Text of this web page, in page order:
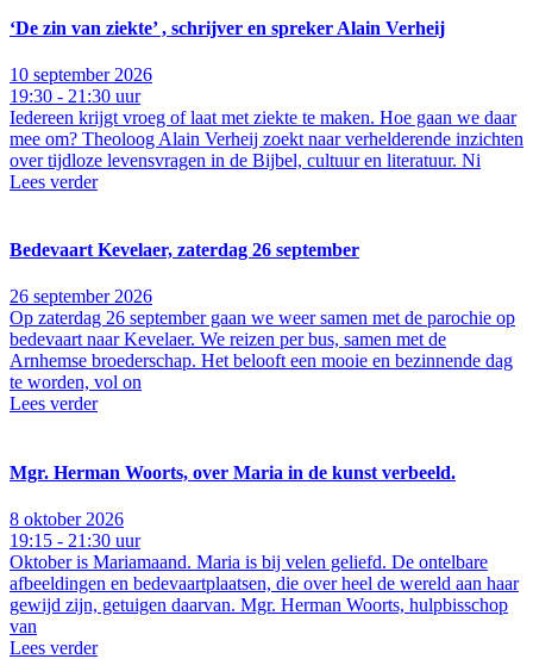
‘De zin van ziekte’ , schrijver en spreker Alain Verheij
10 september 2026
19:30 - 21:30 uur
Iedereen krijgt vroeg of laat met ziekte te maken. Hoe gaan we daar
mee om? Theoloog Alain Verheij zoekt naar verhelderende inzichten
over tijdloze levensvragen in de Bijbel, cultuur en literatuur. Ni
Lees verder
Bedevaart Kevelaer, zaterdag 26 september
26 september 2026
Op zaterdag 26 september gaan we weer samen met de parochie op
bedevaart naar Kevelaer. We reizen per bus, samen met de
Arnhemse broederschap. Het belooft een mooie en bezinnende dag
te worden, vol on
Lees verder
Mgr. Herman Woorts, over Maria in de kunst verbeeld.
8 oktober 2026
19:15 - 21:30 uur
Oktober is Mariamaand. Maria is bij velen geliefd. De ontelbare
afbeeldingen en bedevaartplaatsen, die over heel de wereld aan haar
gewijd zijn, getuigen daarvan. Mgr. Herman Woorts, hulpbisschop
van
Lees verder